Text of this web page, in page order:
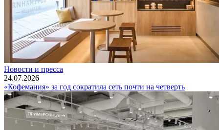
Новости и пресса
24.07.2026
«Кофемания» за год сократила сеть почти на четверть